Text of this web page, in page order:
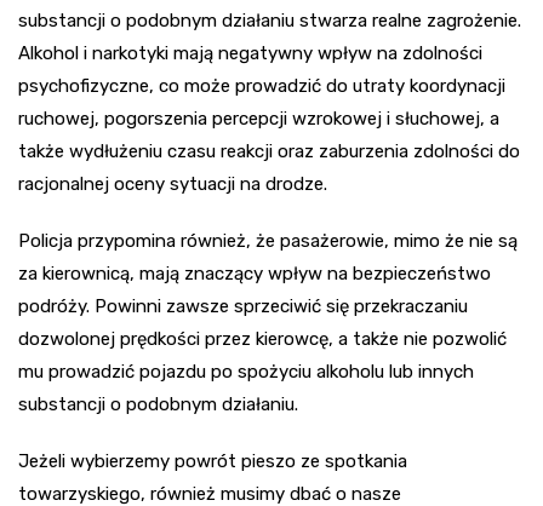
substancji o podobnym działaniu stwarza realne zagrożenie.
Alkohol i narkotyki mają negatywny wpływ na zdolności
psychofizyczne, co może prowadzić do utraty koordynacji
ruchowej, pogorszenia percepcji wzrokowej i słuchowej, a
także wydłużeniu czasu reakcji oraz zaburzenia zdolności do
racjonalnej oceny sytuacji na drodze.
Policja przypomina również, że pasażerowie, mimo że nie są
za kierownicą, mają znaczący wpływ na bezpieczeństwo
podróży. Powinni zawsze sprzeciwić się przekraczaniu
dozwolonej prędkości przez kierowcę, a także nie pozwolić
mu prowadzić pojazdu po spożyciu alkoholu lub innych
substancji o podobnym działaniu.
Jeżeli wybierzemy powrót pieszo ze spotkania
towarzyskiego, również musimy dbać o nasze